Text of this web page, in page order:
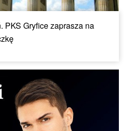
PKS Gryfice zaprasza na